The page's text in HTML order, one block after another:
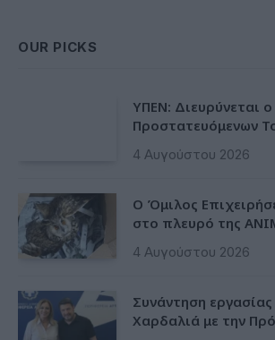
OUR PICKS
ΥΠΕΝ: Διευρύνεται
Προστατευόμενων
4 Αυγούστου 2026
O Όμιλος
στο πλευρό της
4 Αυγούστου 2026
Συνάντηση
Χαρδαλιά με την